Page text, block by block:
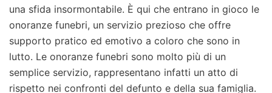
una sfida insormontabile. È qui che entrano in gioco le
onoranze funebri, un servizio prezioso che offre
supporto pratico ed emotivo a coloro che sono in
lutto. Le onoranze funebri sono molto più di un
semplice servizio, rappresentano infatti un atto di
rispetto nei confronti del defunto e della sua famiglia.